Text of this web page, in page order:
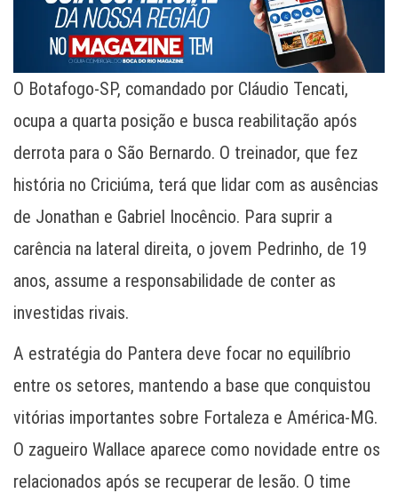
O Botafogo-SP, comandado por Cláudio Tencati,
ocupa a quarta posição e busca reabilitação após
derrota para o São Bernardo. O treinador, que fez
história no Criciúma, terá que lidar com as ausências
de Jonathan e Gabriel Inocêncio. Para suprir a
carência na lateral direita, o jovem Pedrinho, de 19
anos, assume a responsabilidade de conter as
investidas rivais.
A estratégia do Pantera deve focar no equilíbrio
entre os setores, mantendo a base que conquistou
vitórias importantes sobre Fortaleza e América-MG.
O zagueiro Wallace aparece como novidade entre os
relacionados após se recuperar de lesão. O time